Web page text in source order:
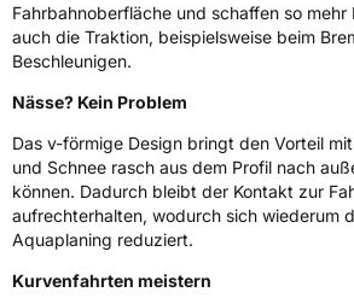
HerstellerkontaktContinental Reifen
Continental-Plaza 1
Fahrbahnoberfläche und schaffen so
auch die Traktion, beispielsweise beim
Beschleunigen.
Nässe? Kein Problem
Das v-förmige Design bringt den Vorteil
und Schnee rasch aus dem Profil nach
können. Dadurch bleibt der Kontakt zur
aufrechterhalten, wodurch sich wiederum
Aquaplaning reduziert.
Kurvenfahrten meistern